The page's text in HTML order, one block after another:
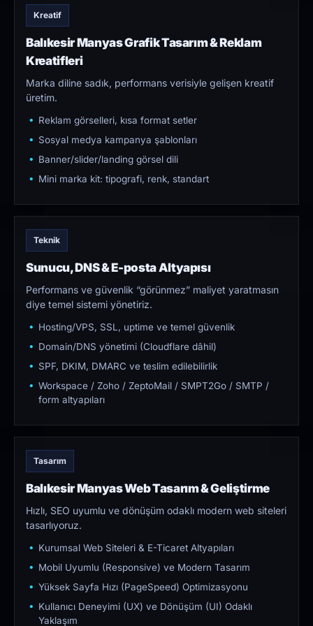
Kreatif
Balıkesir Manyas Grafik Tasarım & Reklam
Kreatifleri
Marka diline sadık, performans verisiyle gelişen kreatif
üretim.
Reklam görselleri, kısa format setler
Sosyal medya kampanya şablonları
Banner/slider/landing görsel dili
Mini marka kit: tipografi, renk, standart
Teknik
Sunucu, DNS & E-posta Altyapısı
Performans ve güvenlik “görünmez” maliyet yaratmasın
diye temel sistemi yönetiriz.
Hosting/VPS, SSL, uptime ve temel güvenlik
Domain/DNS yönetimi (Cloudflare dâhil)
SPF, DKIM, DMARC ve teslim edilebilirlik
Workspace / Zoho / ZeptoMail / SMPT2Go / SMTP /
form altyapıları
Tasarım
Balıkesir Manyas Web Tasarım & Geliştirme
Hızlı, SEO uyumlu ve dönüşüm odaklı modern web siteleri
tasarlıyoruz.
Kurumsal Web Siteleri & E-Ticaret Altyapıları
Mobil Uyumlu (Responsive) ve Modern Tasarım
Yüksek Sayfa Hızı (PageSpeed) Optimizasyonu
Kullanıcı Deneyimi (UX) ve Dönüşüm (UI) Odaklı
Yaklaşım